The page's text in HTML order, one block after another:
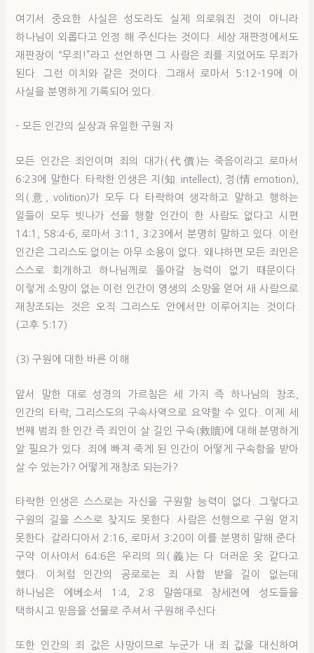
여기서 중요한 사실은 성도라도 실제 의로워진 것이 아니라
하나님이 외롭다고 인정 해 주신다는 것이다. 세상 재판정에서도
재판장이 “무죄!”라고 선언하면 그 사람은 죄를 지었어도 무죄가
된다. 그런 이치와 같은 것이다. 그래서 로마서 5:12-19에 이
사실을 분명하게 기록되어 있다.
– 모든 인간의 실상과 유일한 구원 자
모든 인간은 죄인이며 죄의 대가(代價)는 죽음이라고 로마서
6:23에 말한다. 타락한 인생은 지(知. intellect), 정(情 emotion),
의(意, volition)가 모두 다 타락하여 생각하고 말하고 행하는
일들이 모두 빗나가 선을 행할 인간이 한 사람도 없다고 시편
14:1, 58:4-6, 로마서 3:11, 3:23에서 분명히 말하고 있다. 이런
인간은 그리스도 없이는 아무 소용이 없다. 왜냐하면 모든 죄인은
스스로 회개하고 하나님께로 돌아갈 능력이 없기 때문이다.
이렇게 소망이 없는 이런 인간이 영생의 소망을 얻어 새 사람으로
재창조되는 것은 오직 그리스도 안에서만 이루어지는 것이다.
(고후 5:17)
(3) 구원에 대한 바른 이해
앞서 말한 대로 성경의 가르침은 세 가지 즉 하나님의 창조,
인간의 타락, 그리스도의 구속사역으로 요약할 수 있다. 이제 세
번째 범죄 한 인간 즉 죄인이 살 길인 구속(救贖)에 대해 분명하게
알 필요가 있다. 죄에 빠져 죽게 된 인간이 어떻게 구속함을 받아
살 수 있는가? 어떻게 재창조 되는가?
타락한 인생은 스스로는 자신을 구원할 능력이 없다. 그렇다고
구원의 길을 스스로 찾지도 못한다. 사람은 선행으로 구원 얻지
못한다. 갈라디아서 2:16, 로마서 3:20이 이를 분명히 말해 준다.
구약 이사야서 64:6은 우리의 의(義)는 다 더러운 옷 같다고
했다. 이처럼 인간의 공로로는 죄 사함 받을 길이 없는데
하나님은 에베소서 1:4, 2:8 말씀대로 창세전에 성도들을
택하시고 믿음을 선물로 주셔서 구원해 주신다.
또한 인간의 죄 값은 사망이므로 누군가 내 죄 값을 대신하여